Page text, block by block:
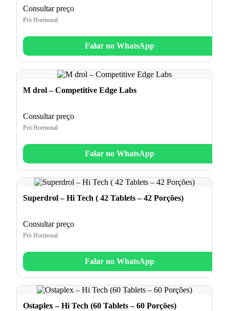
Consultar preço
Pró Hormonal
Falar no WhatsApp
M drol – Competitive Edge Labs
Consultar preço
Pró Hormonal
Falar no WhatsApp
Superdrol – Hi Tech ( 42 Tablets – 42 Porções)
Consultar preço
Pró Hormonal
Falar no WhatsApp
Ostaplex – Hi Tech (60 Tablets – 60 Porções)